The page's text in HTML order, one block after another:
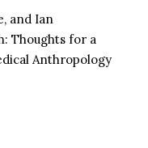
and Ian
Thoughts for a
Anthropology